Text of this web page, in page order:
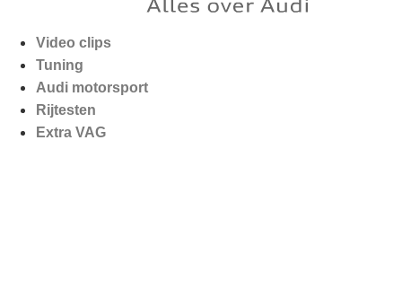
Video clips
Tuning
Audi motorsport
Rijtesten
Extra VAG